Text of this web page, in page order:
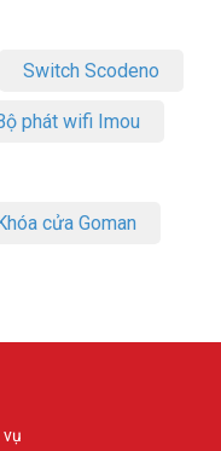
Switch Scodeno
phát wifi Imou
cửa Goman